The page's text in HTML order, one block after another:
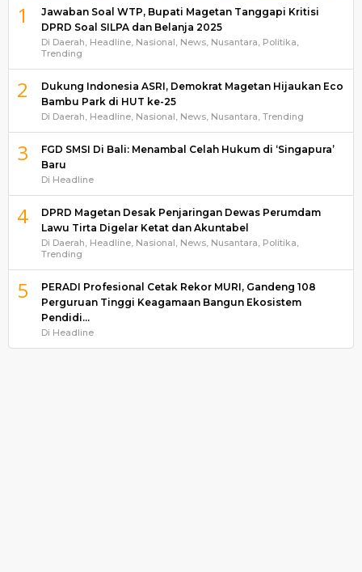
1
Jawaban Soal WTP, Bupati Magetan Tanggapi Kritisi
DPRD Soal SILPA dan Belanja 2025
Di Daerah, Headline, Nasional, News, Nusantara, Politika,
Trending
2
Dukung Indonesia ASRI, Demokrat Magetan Hijaukan Eco
Bambu Park di HUT ke-25
Di Daerah, Headline, Nasional, News, Nusantara, Trending
3
FGD SMSI Di Bali: Menambal Celah Hukum di ‘Singapura’
Baru
Di Headline
4
DPRD Magetan Desak Penjaringan Dewas Perumdam
Lawu Tirta Digelar Ketat dan Akuntabel
Di Daerah, Headline, Nasional, News, Nusantara, Politika,
Trending
5
PERADI Profesional Cetak Rekor MURI, Gandeng 108
Perguruan Tinggi Keagamaan Bangun Ekosistem
Pendidi…
Di Headline